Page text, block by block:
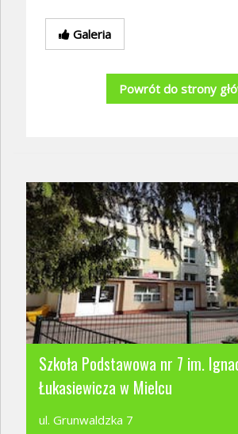
Galeria
Powrót do strony
Szkoła Podstawowa nr 7 im.
Łukasiewicza w Mielcu
ul. Grunwaldzka 7